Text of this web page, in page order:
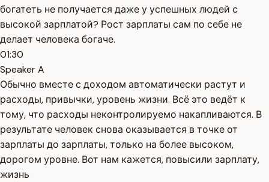
богатеть не получается даже у успешных людей с
высокой зарплатой? Рост зарплаты сам по себе не
делает человека богаче.
01:30
Speaker A
Обычно вместе с доходом автоматически растут и
расходы, привычки, уровень жизни. Всё это ведёт к
тому, что расходы неконтролируемо накапливаются. В
результате человек снова оказывается в точке от
зарплаты до зарплаты, только на более высоком,
дорогом уровне. Вот нам кажется, повысили зарплату,
жизнь